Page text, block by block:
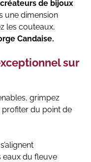
créateurs de bijoux
une dimension
les couteaux,
Candaise.
sur
grimpez
profiter du point de
eaux du fleuve